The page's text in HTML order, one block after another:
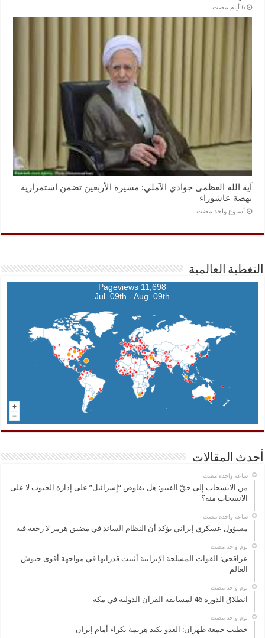
‏6 أيام مضت
آية الله العظمى جوادي الآملي: مسيرة الأربعين تضمن استمرارية
نهضة عاشوراء
‏أسبوع واحد مضت
التغطية العالمية
11,698 Pageviews
Jul. 09th - Aug. 09th
أحدث المقالات
‏ساعة واحدة مضت
من الانسحاب إلى حقّ الفيتو: هل تفاوض “إسرائيل” على إدارة الجنوب لا على
الانسحاب منه؟
‏ساعة واحدة مضت
مسؤول عسكري إيراني يؤكد أن النظام السائد في مضيق هرمز لا رجعة فيه
‏يوم واحد مضت
عراقجي: القوات المسلحة الإيرانية أثبتت قدراتها في مواجهة أقوى جيوش
العالم
‏يوم واحد مضت
انطلاق الدورة 46 لمسابقة القرآن الدولية في مكة
‏يوم واحد مضت
خطيب جمعة طهران: العدو تكبد هزيمة نكراء أمام إيران